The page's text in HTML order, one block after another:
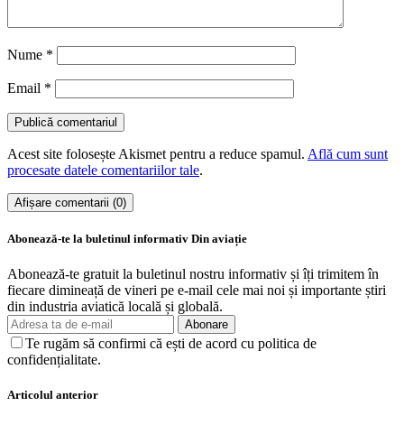
Nume *
Email *
Acest site folosește Akismet pentru a reduce spamul. Află cum sunt
procesate datele comentariilor tale.
Afișare comentarii (0)
Abonează-te la buletinul informativ Din aviație
Abonează-te gratuit la buletinul nostru informativ și îți trimitem în
fiecare dimineață de vineri pe e-mail cele mai noi și importante știri
din industria aviatică locală și globală.
Abonare
Te rugăm să confirmi că ești de acord cu politica de
confidențialitate.
Articolul anterior